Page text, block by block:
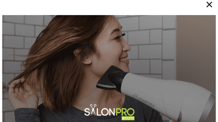
Désinscription Du CCPA
CONTACT US
SalonPro Beauty
10170 W Tropicana Ave
Ste 156-188
Las Vegas, NV 89147
Toll Free: +1 888-536-0087